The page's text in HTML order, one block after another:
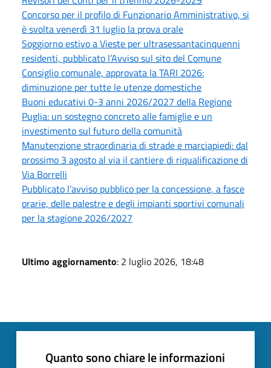
Concorso per il profilo di Funzionario Amministrativo, si
è svolta venerdì 31 luglio la prova orale
Soggiorno estivo a Vieste per ultrasessantacinquenni
residenti, pubblicato l’Avviso sul sito del Comune
Consiglio comunale, approvata la TARI 2026:
diminuzione per tutte le utenze domestiche
Buoni educativi 0-3 anni 2026/2027 della Regione
Puglia: un sostegno concreto alle famiglie e un
investimento sul futuro della comunità
Manutenzione straordinaria di strade e marciapiedi: dal
prossimo 3 agosto al via il cantiere di riqualificazione di
Via Borrelli
Pubblicato l’avviso pubblico per la concessione, a fasce
orarie, delle palestre e degli impianti sportivi comunali
per la stagione 2026/2027
Ultimo aggiornamento: 2 luglio 2026, 18:48
Quanto sono chiare le informazioni